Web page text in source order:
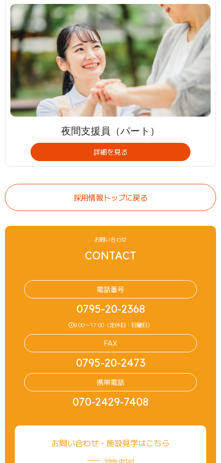
夜間支援員（パート）
詳細を見る
採用情報トップに戻る
お問い合わせ
CONTACT
電話番号
0795-20-2368
9:00〜17:00（定休日：日曜日）
FAX
0795-20-2473
携帯電話
070-2429-7408
お問い合わせ・施設見学はこちら
View detail